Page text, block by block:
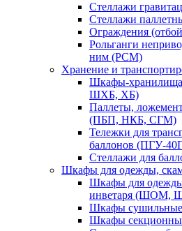
Стеллажи
Стеллажи
Ограждения
Рольганги
ним (РСМ)
Хранение и
Шкафы-
ШХБ, ХБ)
Паллеты,
(ПБП, НКБ, СГМ)
Тележки для
баллонов (ПГУ-
Стеллажи для
Шкафы для одежды,
Шкафы для
инветаря (ШОМ,
Шкафы
Шкафы